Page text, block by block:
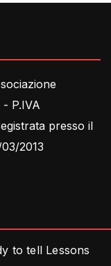
P.IVA
presso il
2013
to tell Lessons